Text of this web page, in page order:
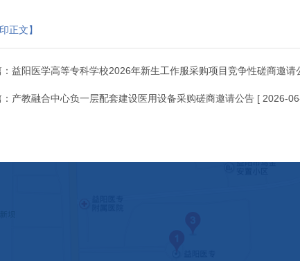
正文】
益阳医学高等专科学校2026年新生工作服采购项目竞争性磋商邀请
产教融合中心负一层配套建设医用设备采购磋商邀请公告 [ 2026-